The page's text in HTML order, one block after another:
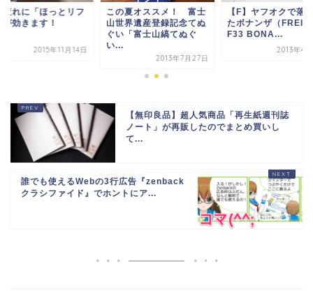
疲れに「ほっとリフ
が効きます！
2015年11月14日
この夏オススメ！ 富士
山世界遺産登録記念てぬ
ぐい「富士山縞てぬぐ
い...
2013年7月27日
【F】ヤフオクで落
たボナンザ（
F33 BONA...
2013年4
【無印良品】超人気商品「再生紙週刊誌
ノート」が再販したのでまとめ買いし
て...
誰でも使えるWebの3行広告『zenback
クラシファイド』でホントにア...